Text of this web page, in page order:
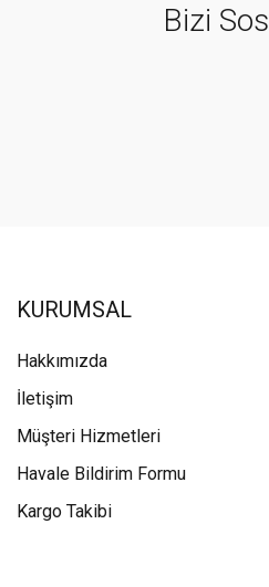
Bizi
KURUMSAL
Hakkımızda
İletişim
Müşteri Hizmetleri
Havale Bildirim Formu
Kargo Takibi